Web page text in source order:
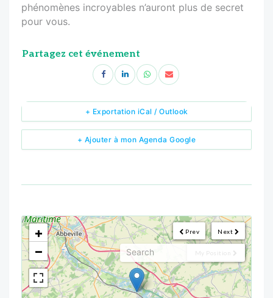
phénomènes incroyables n’auront plus de secret
pour vous.
Partagez cet événement
+ Ajouter à mon Agenda Google
+ Exportation iCal / Outlook
Next
Prev
My Position
<!---->
+
−